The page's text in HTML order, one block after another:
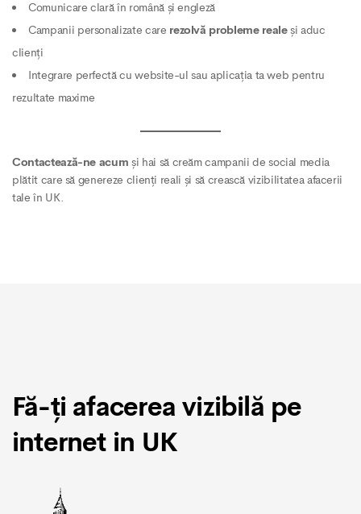
Comunicare clară în română și engleză
Campanii personalizate care rezolvă probleme realeși aduc
clienți
Integrare perfectă cu website-ul sau aplicația ta web pentru
rezultate maxime
Contactează-ne acum și hai să creăm campanii de social media
plătit care să genereze clienți reali și să crească vizibilitatea afacerii
tale în UK.
Fă-ți afacerea vizibilă pe
internet in UK